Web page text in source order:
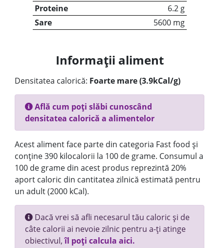
Proteine
6.2 g
Sare
5600 mg
Informații aliment
Densitatea calorică: Foarte mare (3.9kCal/g)
Află cum poți slăbi cunoscând
densitatea calorică a alimentelor
Acest aliment face parte din categoria Fast food și
conține 390 kilocalorii la 100 de grame. Consumul a
100 de grame din acest produs reprezintă 20%
aport caloric din cantitatea zilnică estimată pentru
un adult (2000 kCal).
Dacă vrei să afli necesarul tău caloric și de
câte calorii ai nevoie zilnic pentru a-ți atinge
obiectivul,îl poți calcula aici.